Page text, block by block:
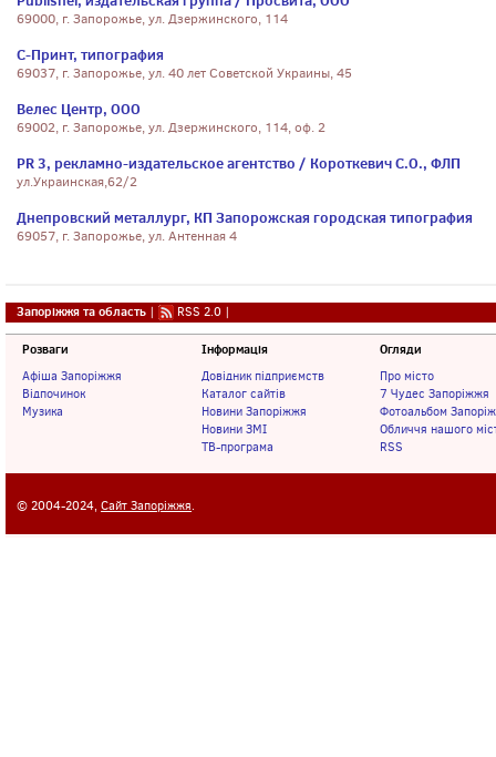
69000, г. Запорожье, ул. Дзержинского, 114
С-Принт, типография
69037, г. Запорожье, ул. 40 лет Советской Украины, 45
Велес Центр, ООО
69002, г. Запорожье, ул. Дзержинского, 114, оф. 2
PR 3, рекламно-издательское агентство / Короткевич С.О., ФЛП
ул.Украинская,62/2
Днепровский металлург, КП Запорожская городская типография
69057, г. Запорожье, ул. Антенная 4
Запоріжжя та область | RSS 2.0 |
Розваги
Афіша Запоріжжя
Відпочинок
Музика
Інформація
Довідник підприємств
Каталог сайтів
Новини Запоріжжя
Новини ЗМІ
ТВ-програма
Огляди
Про місто
7 Чудес Запоріжжя
Фотоальбом
Обличчя нашого
RSS
© 2004-2024, Сайт Запоріжжя.